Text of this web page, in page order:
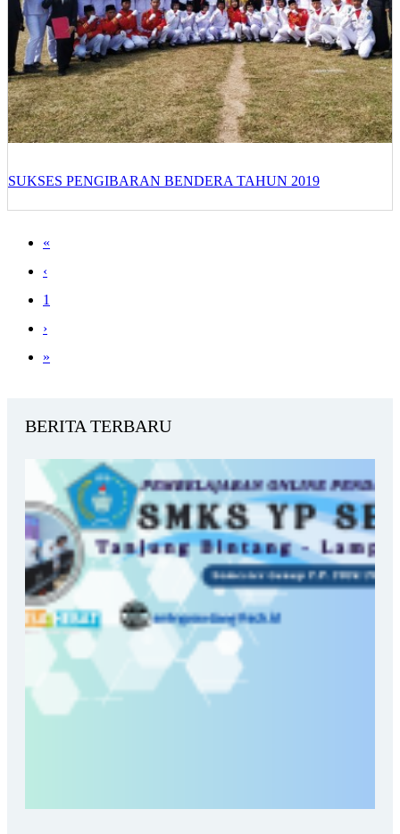
SUKSES PENGIBARAN BENDERA TAHUN 2019
«
‹
1
›
»
BERITA TERBARU